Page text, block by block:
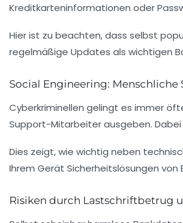
Kreditkarteninformationen oder
Hier ist zu beachten, dass selbst
regelmäßige Updates als wichtigen
Social Engineering: Menschliche
Cyberkriminellen gelingt es immer
Support-Mitarbeiter ausgeben.
Dies zeigt, wie wichtig neben
Ihrem Gerät Sicherheitslösungen
Risiken durch Lastschriftbetrug